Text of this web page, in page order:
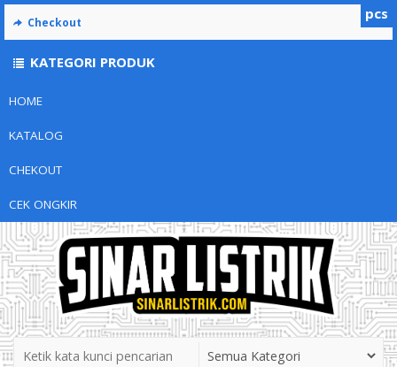
HOME
KATALOG
CHEKOUT
CEK ONGKIR
pcs
Checkout
KATEGORI PRODUK